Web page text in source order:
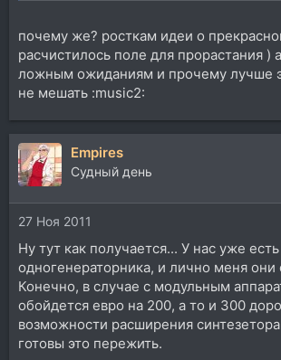
почему же? росткам идеи о
расчистилось поле для прорастания )
ложным ожиданиям и прочему лучше
не мешать :music2:
Empires
Судный день
27 Ноя 2011
Ну тут как получается... У нас уже
одногенераторника, и лично меня они
Конечно, в случае с модульным
обойдется евро на 200, а то и 300
возможности расширения
готовы это пережить.